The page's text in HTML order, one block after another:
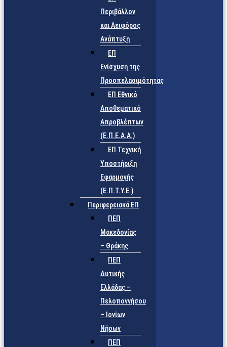
Περιβάλλον
και Αειφόρος
Ανάπτυξη
ΕΠ
Ενίσχυση της
Προσπελασιμότητας
ΕΠ Εθνικό
Αποθεματικό
Απροβλέπτων
(Ε.Π.Ε.Α.Α.)
ΕΠ Τεχνική
Υποστήριξη
Εφαρμογής
(Ε.Π.Τ.Υ.Ε.)
Περιφερειακά ΕΠ
ΠΕΠ
Μακεδονίας
– Θράκης
ΠΕΠ
Δυτικής
Ελλάδας –
Πελοποννήσου
– Ιονίων
Νήσων
ΠΕΠ